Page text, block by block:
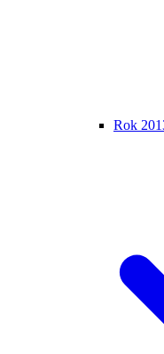
Rok